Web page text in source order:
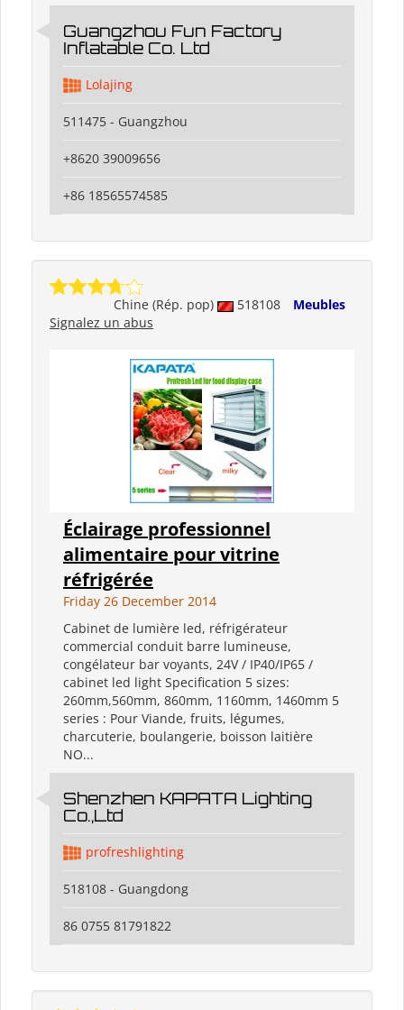
Guangzhou Fun Factory
Inflatable Co. Ltd
Lolajing
511475 - Guangzhou
+8620 39009656
+86 18565574585
Chine (Rép. pop) 518108
Meubles
Signalez un abus
Éclairage professionnel
alimentaire pour vitrine
réfrigérée
Friday 26 December 2014
Cabinet de lumière led, réfrigérateur
commercial conduit barre lumineuse,
congélateur bar voyants, 24V / IP40/IP65 /
cabinet led light Specification 5 sizes:
260mm,560mm, 860mm, 1160mm, 1460mm 5
series : Pour Viande, fruits, légumes,
charcuterie, boulangerie, boisson laitière
NO...
Shenzhen KAPATA Lighting
Co.,Ltd
profreshlighting
518108 - Guangdong
86 0755 81791822